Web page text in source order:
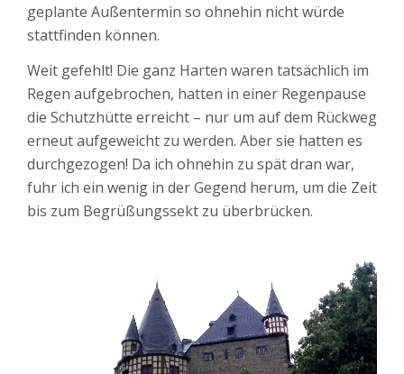
geplante Außentermin so ohnehin nicht würde
stattfinden können.
Weit gefehlt! Die ganz Harten waren tatsächlich im
Regen aufgebrochen, hatten in einer Regenpause
die Schutzhütte erreicht – nur um auf dem Rückweg
erneut aufgeweicht zu werden. Aber sie hatten es
durchgezogen! Da ich ohnehin zu spät dran war,
fuhr ich ein wenig in der Gegend herum, um die Zeit
bis zum Begrüßungssekt zu überbrücken.